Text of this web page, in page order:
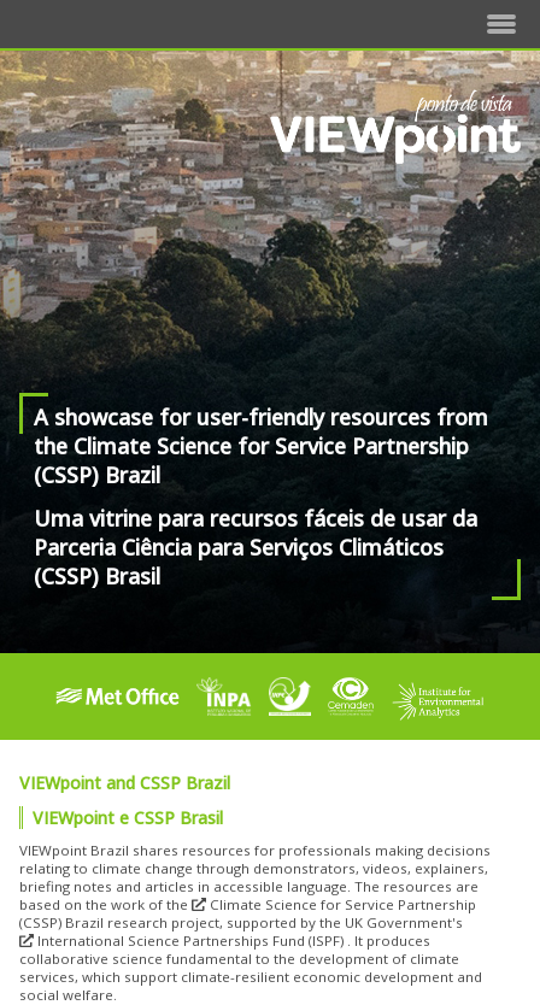
A showcase for user-friendly resources from
the Climate Science for Service Partnership
(CSSP) Brazil
Uma vitrine para recursos fáceis de usar da
Parceria Ciência para Serviços Climáticos
(CSSP) Brasil
VIEWpoint and CSSP Brazil
VIEWpoint e CSSP Brasil
VIEWpoint Brazil shares resources for professionals making decisions
relating to climate change through demonstrators, videos, explainers,
briefing notes and articles in accessible language. The resources are
based on the work of the
Climate Science for Service Partnership
(CSSP) Brazil research project, supported by the UK Government's
International Science Partnerships Fund (ISPF) . It produces
collaborative science fundamental to the development of climate
services, which support climate-resilient economic development and
social welfare.